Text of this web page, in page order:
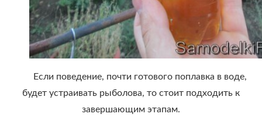
Если поведение, почти готового поплавка в воде,
будет устраивать рыболова, то стоит подходить к
завершающим этапам.